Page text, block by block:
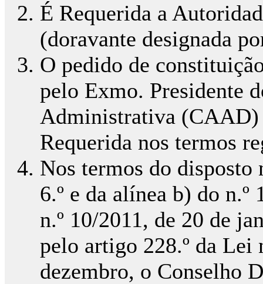
É Requerida a
(doravante designada
O pedido de
pelo Exmo. Presidente
Administrativa (CAAD)
Requerida nos termos
Nos termos do disposto
6.º e da alínea b) do
n.º 10/2011, de 20 de
pelo artigo 228.º da Lei
dezembro, o Conselho